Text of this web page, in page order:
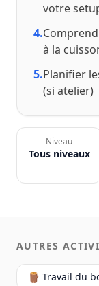
votre
4.
à la
5.Planifier
(si atelier)
Niveau
Tous niveaux
AUTRES
🪵 Travail du